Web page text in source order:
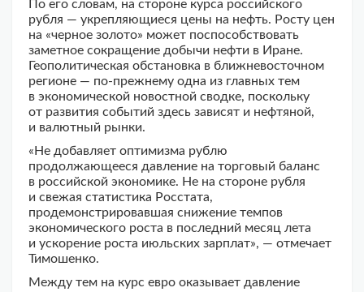
По его словам, на стороне курса российского
рубля — укрепляющиеся цены на нефть. Росту цен
на «черное золото» может поспособствовать
заметное сокращение добычи нефти в Иране.
Геополитическая обстановка в ближневосточном
регионе — по-прежнему одна из главных тем
в экономической новостной сводке, поскольку
от развития событий здесь зависят и нефтяной,
и валютный рынки.
«Не добавляет оптимизма рублю
продолжающееся давление на торговый баланс
в российской экономике. Не на стороне рубля
и свежая статистика Росстата,
продемонстрировавшая снижение темпов
экономического роста в последний месяц лета
и ускорение роста июльских зарплат», — отмечает
Тимошенко.
Между тем на курс евро оказывает давление